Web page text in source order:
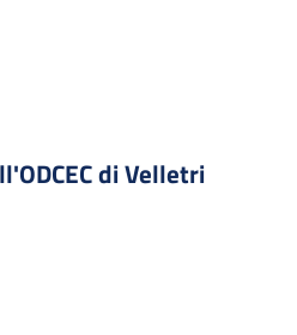
di Velletri